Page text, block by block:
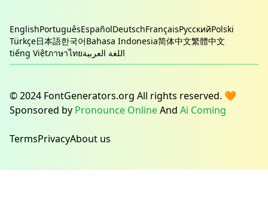
EnglishPortuguêsEspañolDeutschFrançaisРусскийPolski
Türkçe日本語한국어Bahasa Indonesia简体中文繁體中文
tiếng Việtภาษาไทยاللغة العربية
© 2024 FontGenerators.org All rights reserved. 🧡
Sponsored by Pronounce OnlineAnd Ai Coming
TermsPrivacyAbout us